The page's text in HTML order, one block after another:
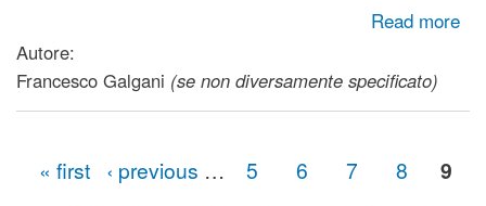
Read more
Autore:
Francesco Galgani (se non diversamente specificato)
« first ‹ previous … 5 6 7 8 9